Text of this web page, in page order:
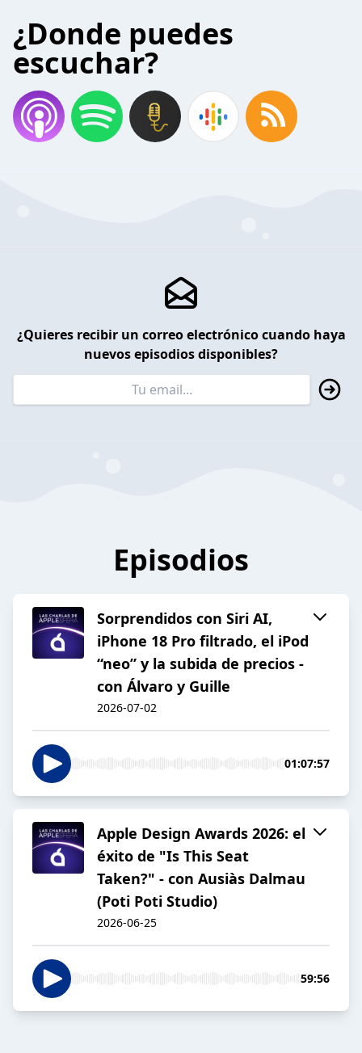
¿Donde puedes
escuchar?
¿Quieres recibir un correo electrónico cuando haya
nuevos episodios disponibles?
Episodios
Sorprendidos con Siri AI,
iPhone 18 Pro filtrado, el iPod
“neo” y la subida de precios -
con Álvaro y Guille
2026-07-02
01:07:57
Apple Design Awards 2026: el
éxito de "Is This Seat
Taken?" - con Ausiàs Dalmau
(Poti Poti Studio)
2026-06-25
59:56